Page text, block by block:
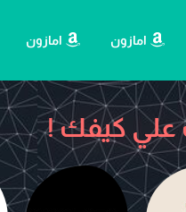
امازون امازون
علي كيفك !